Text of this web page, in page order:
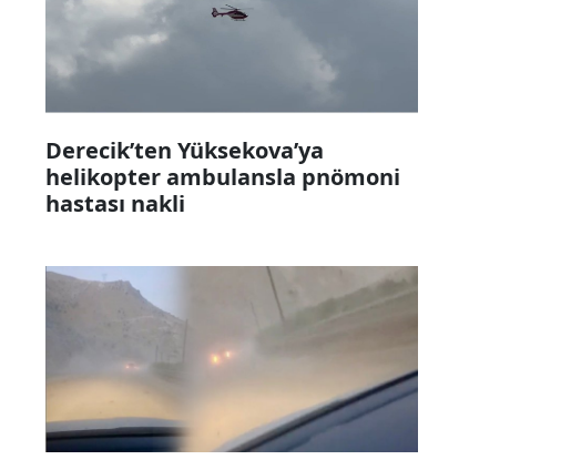
Derecik’ten Yüksekova’ya
helikopter ambulansla pnömoni
hastası nakli